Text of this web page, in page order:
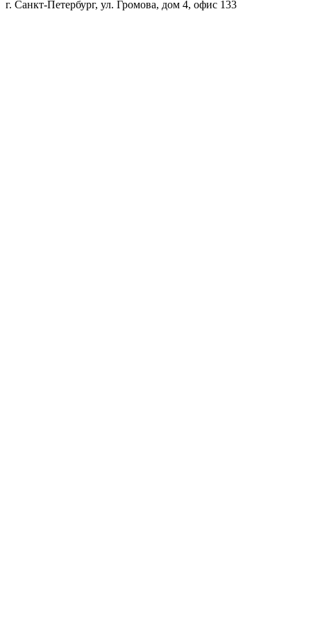
г. Санкт-Петербург, ул. Громова, дом 4, офис 133